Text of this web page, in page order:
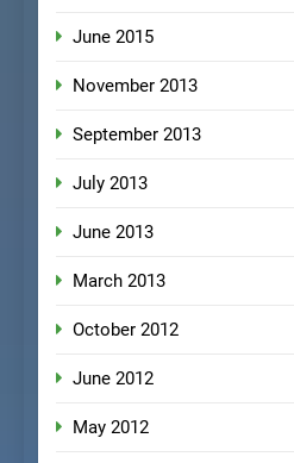
June 2015
November 2013
September 2013
July 2013
June 2013
March 2013
October 2012
June 2012
May 2012